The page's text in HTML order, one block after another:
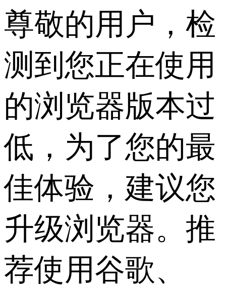
尊敬的用户，检
测到您正在使用
的浏览器版本过
低，为了您的最
佳体验，建议您
升级浏览器。推
荐使用谷歌、